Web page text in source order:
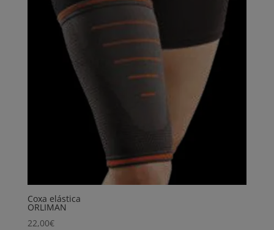
Coxa elástica
ORLIMAN
22,00€